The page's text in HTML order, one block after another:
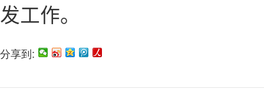
发工作。
分享到: